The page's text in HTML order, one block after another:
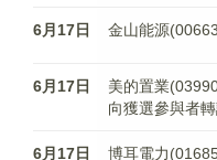
6月17日 金山能源
6月17日
美的置業
向獲選參與者
6月17日 博耳電力